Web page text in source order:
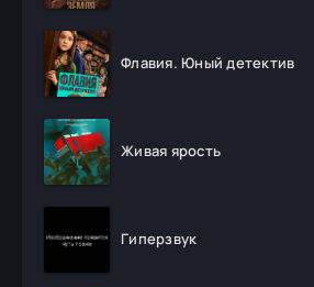
Флавия. Юный детектив
Живая ярость
Гиперзвук